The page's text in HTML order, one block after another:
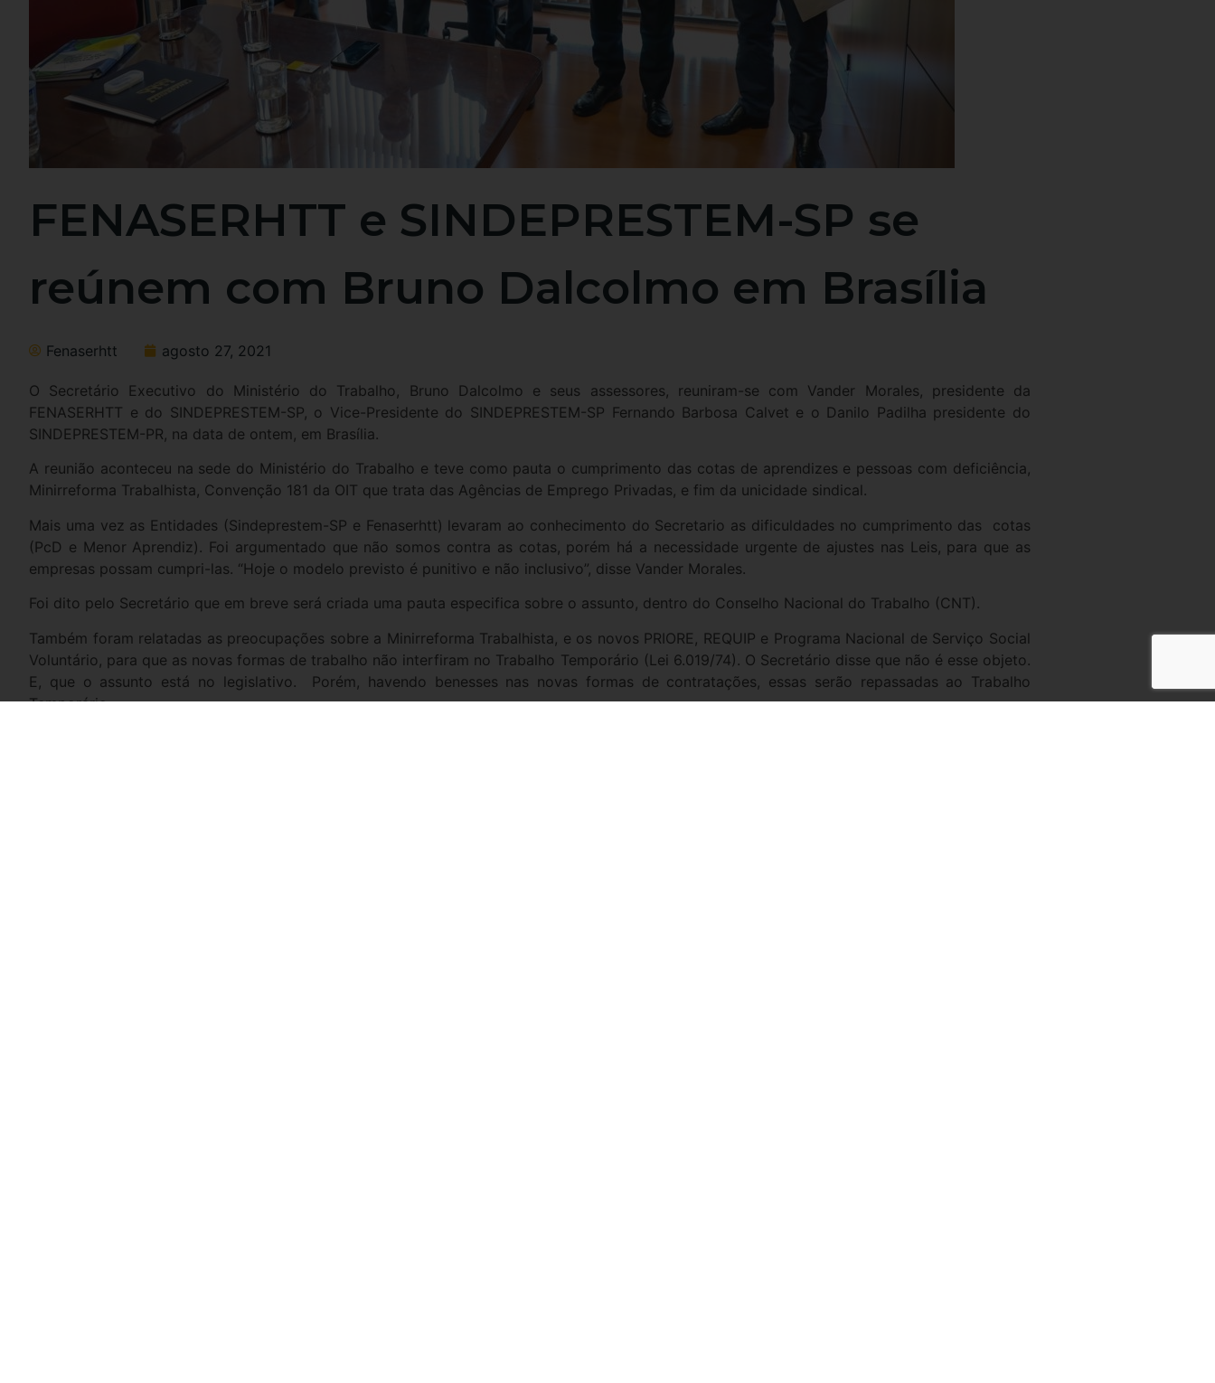
FENASERHTT e SINDEPRESTEM-SP se
reúnem com Bruno Dalcolmo em Brasília
Fenaserhtt agosto 27, 2021
O Secretário Executivo do Ministério do Trabalho, Bruno Dalcolmo e seus assessores, reuniram-se com Vander Morales, presidente da
FENASERHTT e do SINDEPRESTEM-SP, o Vice-Presidente do SINDEPRESTEM-SP Fernando Barbosa Calvet e o Danilo Padilha presidente do
SINDEPRESTEM-PR, na data de ontem, em Brasília.
A reunião aconteceu na sede do Ministério do Trabalho e teve como pauta o cumprimento das cotas de aprendizes e pessoas com deficiência,
Minirreforma Trabalhista, Convenção 181 da OIT que trata das Agências de Emprego Privadas, e fim da unicidade sindical.
Mais uma vez as Entidades (Sindeprestem-SP e Fenaserhtt) levaram ao conhecimento do Secretario as dificuldades no cumprimento das cotas
(PcD e Menor Aprendiz). Foi argumentado que não somos contra as cotas, porém há a necessidade urgente de ajustes nas Leis, para que as
empresas possam cumpri-las. “Hoje o modelo previsto é punitivo e não inclusivo”, disse Vander Morales.
Foi dito pelo Secretário que em breve será criada uma pauta especifica sobre o assunto, dentro do Conselho Nacional do Trabalho (CNT).
Também foram relatadas as preocupações sobre a Minirreforma Trabalhista, e os novos PRIORE, REQUIP e Programa Nacional de Serviço Social
Voluntário, para que as novas formas de trabalho não interfiram no Trabalho Temporário (Lei 6.019/74). O Secretário disse que não é esse objeto.
E, que o assunto está no legislativo. Porém, havendo benesses nas novas formas de contratações, essas serão repassadas ao Trabalho
Temporário.